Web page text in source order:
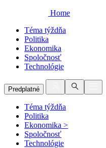
Home
Téma týždňa
Politika
Ekonomika
Spoločnosť
Technológie
Predplatné
Téma týždňa
Politika
Ekonomika >
Spoločnosť
Technológie